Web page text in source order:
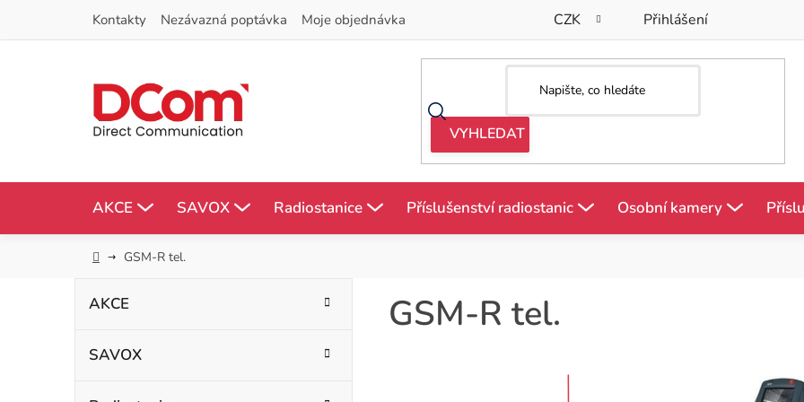
Kontakty Nezávazná poptávka Moje objednávka CZK Přihlášení
AKCE SAVOX Radiostanice Příslušenství radiostanic Osobní kamery
DomůGSM-R tel.
P
kategorie
AKCE
SAVOX
GSM-R tel.